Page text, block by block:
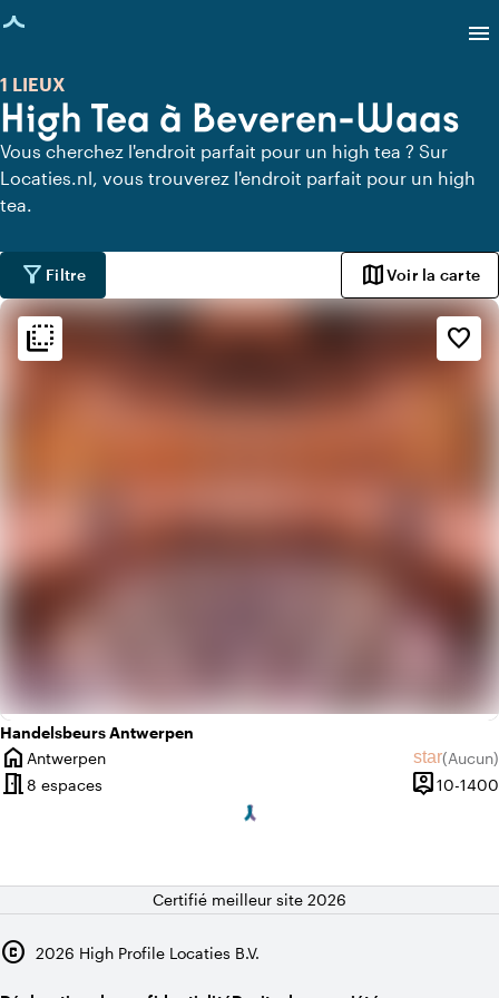
chargée
menu
High Tea à Beveren-Waas
1 LIEUX
Vous cherchez l'endroit parfait pour un high tea ? Sur
Locaties.nl, vous trouverez l'endroit parfait pour un high
tea.
filter_alt Filtre mapVoir la carte
Handelsbeurs Antwerpen
home
Ville
Antwerpen star(Aucun)
Aucun
meeting_room8 espaces person_pin
Capacité
10-1400
flip_to_back favorite_border
flip_to_back Ambiance
info
Oriental
Certifié meilleur site 2026
copyright 2026 High Profile Locaties B.V.